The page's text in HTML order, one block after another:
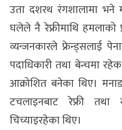
उता दशरथ रंगशालामा भने
घलेले नै रेफ्रीमाथि हमलाको
व्यन्जनकारले फ्रेन्ड्सलाई
पदाधिकारी तथा बेन्चमा
आक्रोशित बनेका थिए।
टचलाइनबाट रेफ्री तथा
चिच्याइरहेका थिए।